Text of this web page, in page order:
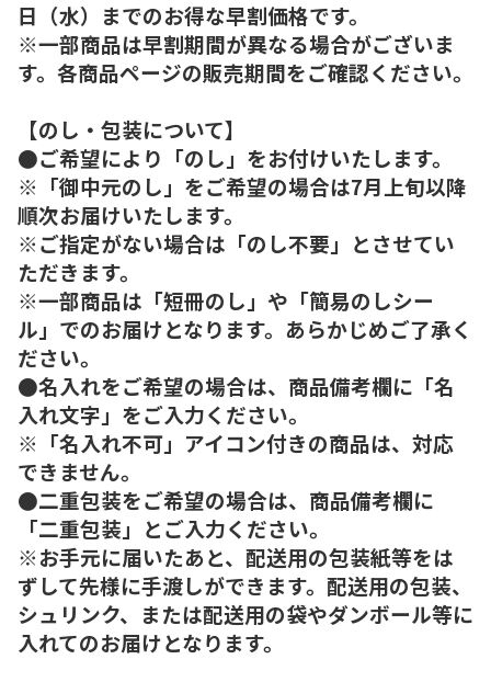
日（水）までのお得な早割価格です。
※一部商品は早割期間が異なる場合がございま
す。各商品ページの販売期間をご確認ください。
【のし・包装について】
●ご希望により「のし」をお付けいたします。
※「御中元のし」をご希望の場合は7月上旬以降
順次お届けいたします。
※ご指定がない場合は「のし不要」とさせてい
ただきます。
※一部商品は「短冊のし」や「簡易のしシー
ル」でのお届けとなります。あらかじめご了承く
ださい。
●名入れをご希望の場合は、商品備考欄に「名
入れ文字」をご入力ください。
※「名入れ不可」アイコン付きの商品は、対応
できません。
●二重包装をご希望の場合は、商品備考欄に
「二重包装」とご入力ください。
※お手元に届いたあと、配送用の包装紙等をは
ずして先様に手渡しができます。配送用の包装、
シュリンク、または配送用の袋やダンボール等に
入れてのお届けとなります。